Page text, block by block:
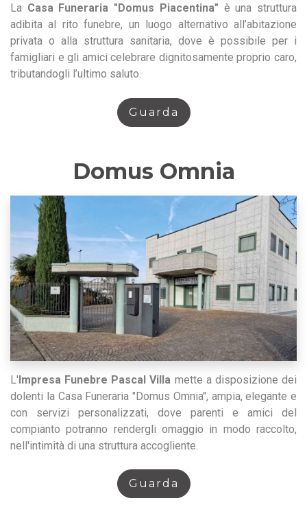
La Casa Funeraria "Domus Piacentina" è una struttura
adibita al rito funebre, un luogo alternativo all’abitazione
privata o alla struttura sanitaria, dove è possibile per i
famigliari e gli amici celebrare dignitosamente proprio caro,
tributandogli l’ultimo saluto.
Guarda
Domus Omnia
L'Impresa Funebre Pascal Villa mette a disposizione dei
dolenti la Casa Funeraria "Domus Omnia", ampia, elegante e
con servizi personalizzati, dove parenti e amici del
compianto potranno rendergli omaggio in modo raccolto,
nell'intimità di una struttura accogliente.
Guarda